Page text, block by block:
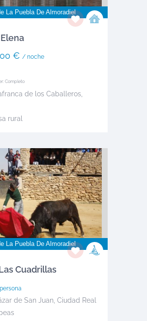
La Puebla De Almoradiel
€ / noche
Completo
de los Caballeros,
rural
La Puebla De Almoradiel
Cuadrillas
de San Juan Ciudad Real